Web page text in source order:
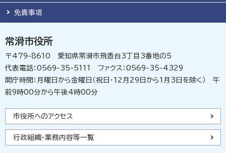
免責事項
常滑市役所
〒479-8610 愛知県常滑市飛香台3丁目3番地の5
代表電話：0569-35-5111 ファクス：0569-35-4329
開庁時間：月曜日から金曜日（祝日・12月29日から1月3日を除く） 午
前9時00分から午後4時00分
市役所へのアクセス
行政組織・業務内容等一覧